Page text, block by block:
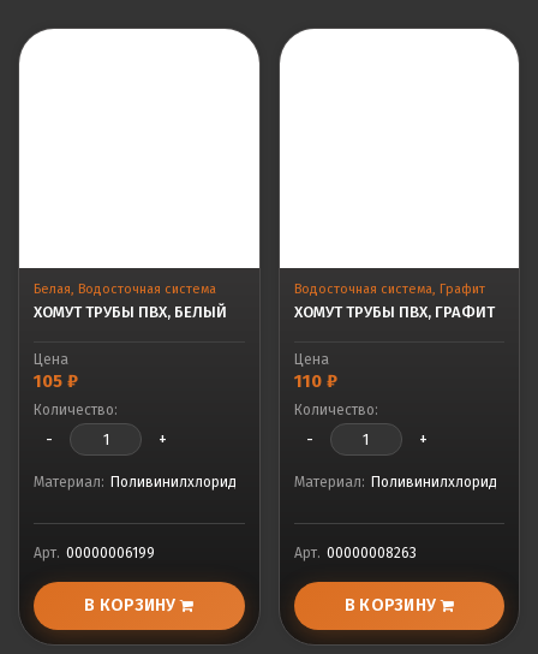
Белая, Водосточная система
ХОМУТ ТРУБЫ ПВХ, БЕЛЫЙ
Цена
105 ₽
Количество:
- +
Материал: Поливинилхлорид
Арт. 00000006199
В КОРЗИНУ
Водосточная система, Графит
ХОМУТ ТРУБЫ ПВХ, ГРАФИТ
Цена
110 ₽
Количество:
- +
Материал: Поливинилхлорид
Арт. 00000008263
В КОРЗИНУ